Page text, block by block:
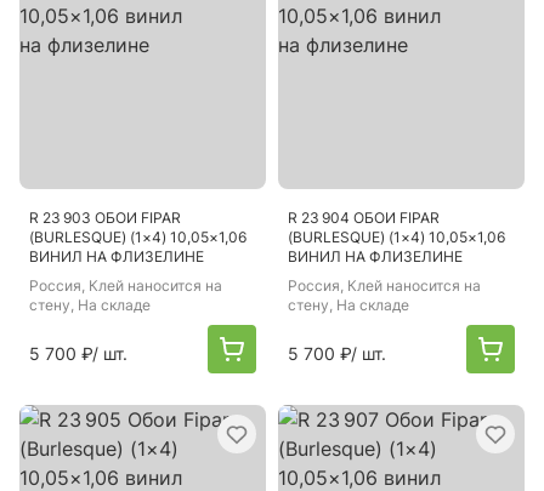
R 23 903 ОБОИ FIPAR
(BURLESQUE) (1×4) 10,05×1,06
ВИНИЛ НА ФЛИЗЕЛИНЕ
Россия, Клей наносится на
стену, На складе
5 700 ₽/ шт.
R 23 904 ОБОИ FIPAR
(BURLESQUE) (1×4) 10,05×1,06
ВИНИЛ НА ФЛИЗЕЛИНЕ
Россия, Клей наносится на
стену, На складе
5 700 ₽/ шт.